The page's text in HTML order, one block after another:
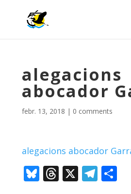
alegacions
abocador
febr. 13, 2018 | 0 comments
alegacions abocador
Bl T X T C